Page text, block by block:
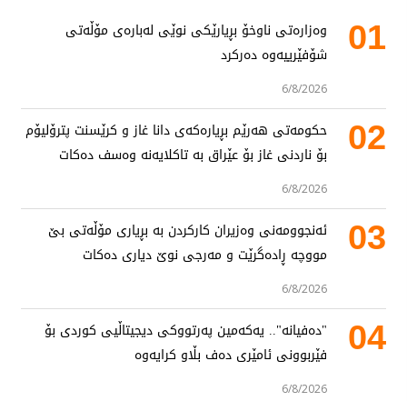
01
وەزارەتی ناوخۆ بڕیارێکی نوێی لەبارەی مۆڵەتی
شۆفێرییەوە دەرکرد
6/8/2026
02
حکومەتی هەرێم بڕیارەکەی دانا غاز و کرێسنت پترۆلیۆم
بۆ ناردنی غاز بۆ عێراق بە تاکلایەنە وەسف دەکات
6/8/2026
03
ئەنجوومەنی وەزیران کارکردن بە بڕیاری مۆڵەتی بێ
مووچە ڕادەگرێت و مەرجی نوێ دیاری دەکات
6/8/2026
04
"دەفیانە".. یەکەمین پەرتووکی دیجیتاڵیی کوردی بۆ
فێربوونی ئامێری دەف بڵاو کرایەوە
6/8/2026